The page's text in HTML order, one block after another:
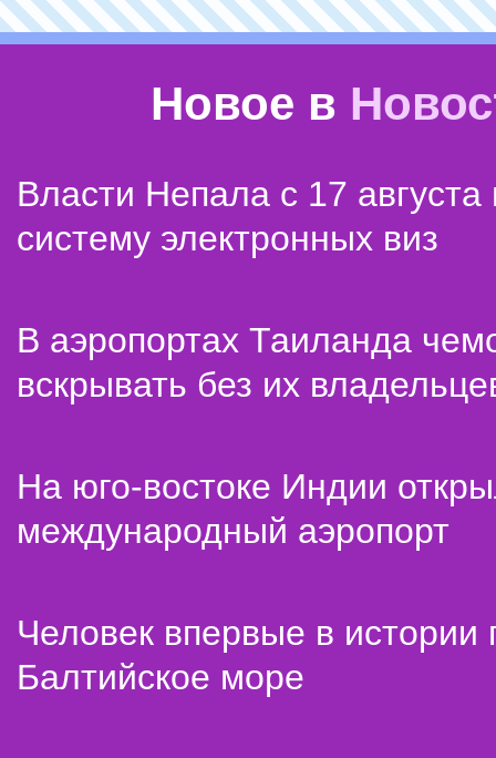
Новое в
Власти Непала с 17 августа
систему электронных виз
В аэропортах Таиланда
вскрывать без их
На юго-востоке Индии
международный аэропорт
Человек впервые в истории
Балтийское море